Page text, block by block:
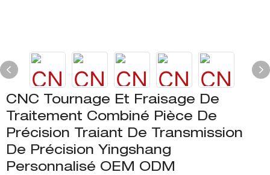
CNC Tournage Et Fraisage De
Traitement Combiné Pièce De
Précision Traiant De Transmission
De Précision Yingshang
Personnalisé OEM ODM